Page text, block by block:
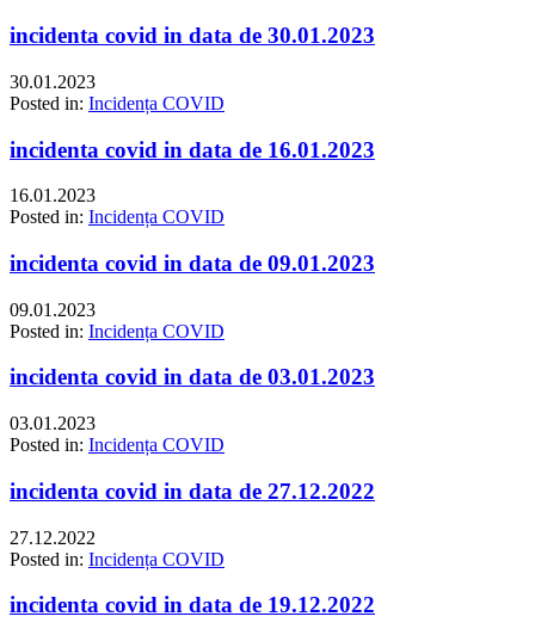
incidenta covid in data de 30.01.2023
30.01.2023
Posted in: Incidența COVID
incidenta covid in data de 16.01.2023
16.01.2023
Posted in: Incidența COVID
incidenta covid in data de 09.01.2023
09.01.2023
Posted in: Incidența COVID
incidenta covid in data de 03.01.2023
03.01.2023
Posted in: Incidența COVID
incidenta covid in data de 27.12.2022
27.12.2022
Posted in: Incidența COVID
incidenta covid in data de 19.12.2022